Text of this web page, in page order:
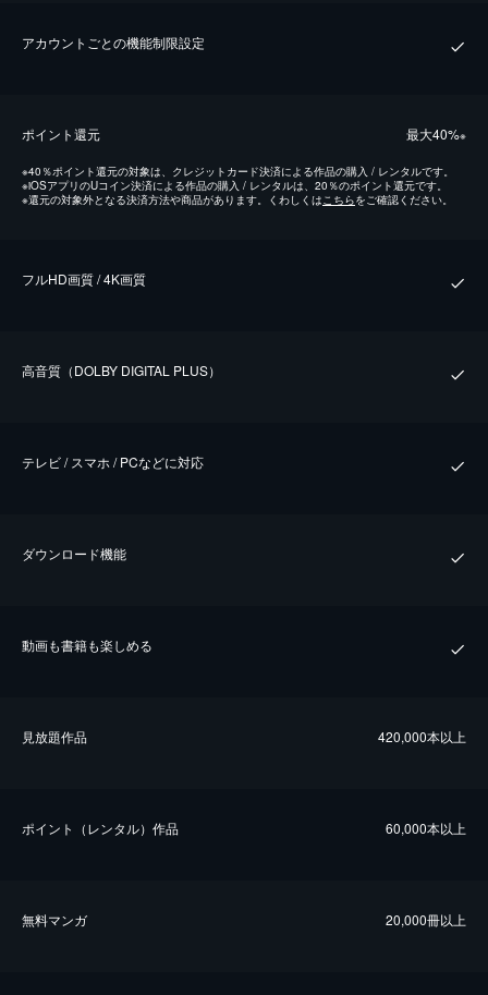
アカウントごとの機能制限設定
ポイント還元 最⼤40%※
※40％ポイント還元の対象は、クレジットカード決済による作品の購入 / レンタルです。
※iOSアプリのUコイン決済による作品の購入 / レンタルは、20％のポイント還元です。
※還元の対象外となる決済方法や商品があります。くわしくは こちらをご確認ください。
フルHD画質 / 4K画質
⾼⾳質（DOLBY DIGITAL PLUS）
テレビ / スマホ / PCなどに対応
ダウンロード機能
動画も書籍も楽しめる
⾒放題作品 420,000本以上
ポイント（レンタル）作品 60,000本以上
無料マンガ 20,000冊以上